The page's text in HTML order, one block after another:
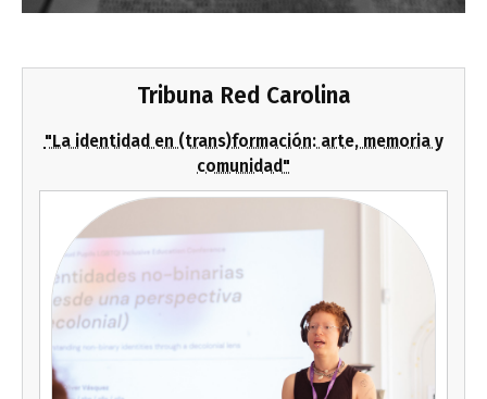
Tribuna Red Carolina
"La identidad en (trans)formación: arte, memoria y
comunidad"